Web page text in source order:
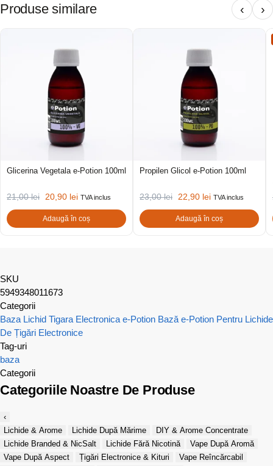
Produse similare ‹ ›
Glicerina Vegetala e-Potion 100ml
21,00lei 20,90 lei TVA inclus
Adaugă în coș
Propilen Glicol e-Potion 100ml
23,00lei 22,90 lei TVA inclus
Adaugă în coș
SKU
5949348011673
Categorii
Baza Lichid Tigara Electronica e-Potion Bază e-Potion Pentru Lichide
De Țigări Electronice
Tag-uri
baza
Categorii
Categoriile Noastre De Produse
‹
Lichide & Arome
Lichide După Mărime
DIY & Arome Concentrate
Lichide Branded & NicSalt
Lichide Fără Nicotină
Vape După Aromă
Vape După Aspect
Țigări Electronice & Kituri
Vape Reîncărcabil